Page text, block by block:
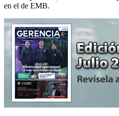
en el de EMB.